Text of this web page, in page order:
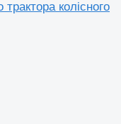
колісного